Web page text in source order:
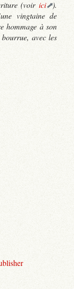
(voir ici
).
vingtaine de
hommage à son
avec les